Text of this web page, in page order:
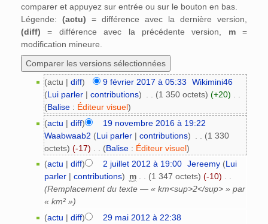
comparer et appuyez sur entrée ou sur le bouton en bas.
Légende: (actu) = différence avec la dernière version,
(diff) = différence avec la précédente version, m=
modification mineure.
(actu | diff) 9 février 2017 à 05:33
Wikimini46
(Lui parler| contributions) . . (1 350 octets) (+20) . .
(Balise: Éditeur visuel)
(actu | diff)
19 novembre 2016 à 19:22
Waabwaab2 (Lui parler| contributions)
(1 330
octets) (-17) (Balise: Éditeur visuel)
(actu | diff) 2 juillet 2012 à 19:00‎ Jereemy (Lui
parler| contributions) m (1 347 octets) (-10)
(Remplacement du texte — « km<sup>2</sup> » par
« km² »)
(actu | diff)
29 mai 2012 à 22:38